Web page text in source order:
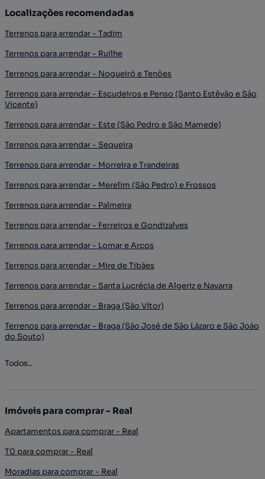
Localizações recomendadas
Terrenos para arrendar - Tadim
Terrenos para arrendar - Ruilhe
Terrenos para arrendar - Nogueiró e Tenões
Terrenos para arrendar - Escudeiros e Penso (Santo Estêvão e São
Vicente)
Terrenos para arrendar - Este (São Pedro e São Mamede)
Terrenos para arrendar - Sequeira
Terrenos para arrendar - Morreira e Trandeiras
Terrenos para arrendar - Merelim (São Pedro) e Frossos
Terrenos para arrendar - Palmeira
Terrenos para arrendar - Ferreiros e Gondizalves
Terrenos para arrendar - Lomar e Arcos
Terrenos para arrendar - Mire de Tibães
Terrenos para arrendar - Santa Lucrécia de Algeriz e Navarra
Terrenos para arrendar - Braga (São Vítor)
Terrenos para arrendar - Braga (São José de São Lázaro e São João
do Souto)
Todos...
Imóveis para comprar - Real
Apartamentos para comprar - Real
T0 para comprar - Real
Moradias para comprar - Real